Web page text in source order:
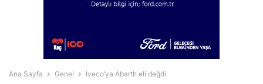
Ana Sayfa Genel Iveco’ya Abarth eli değdi